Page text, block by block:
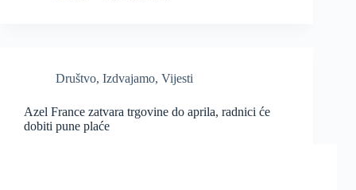
Društvo, Izdvajamo, Vijesti
Azel France zatvara trgovine do aprila, radnici će
dobiti pune plaće